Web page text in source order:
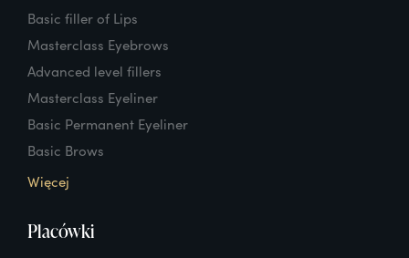
Basic filler of Lips
Masterclass Eyebrows
Advanced level fillers
Masterclass Eyeliner
Basic Permanent Eyeliner
Basic Brows
Więcej
Placówki